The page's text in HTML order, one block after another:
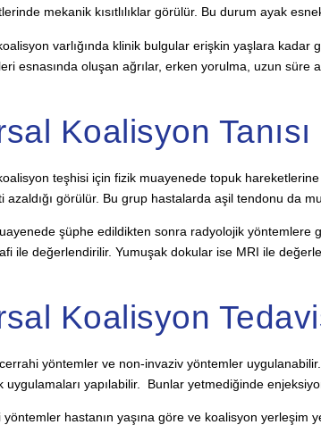
mekanik kısıtlılıklar görülür. Bu durum ayak
varlığında klinik bulgular erişkin yaşlara kadar
esnasında oluşan ağrılar, erken yorulma, uzun süre
Koalisyon Tanısı
teşhisi için fizik muayenede topuk
azaldığı görülür. Bu grup hastalarda aşil tendonu da
şüphe edildikten sonra radyolojik yöntemlere
ile değerlendirilir. Yumuşak dokular ise MRI ile
Koalisyon
yöntemler ve non-invaziv yöntemler
uygulamaları yapılabilir. Bunlar yetmediğinde
yöntemler hastanın yaşına göre ve koalisyon yerleşim